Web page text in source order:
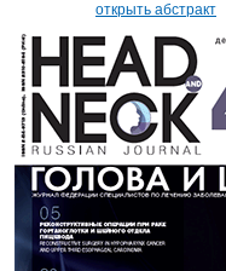
открыть абстракт